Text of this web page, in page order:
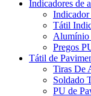
Indicadores de
Tátil
Alumínio
Pregos
Tátil de
Tiras De
Soldado
PU de